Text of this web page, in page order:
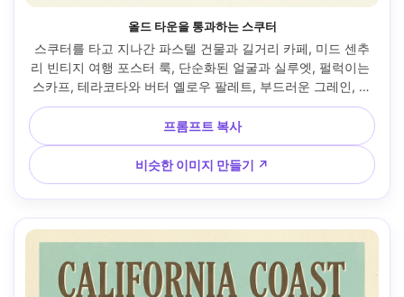
올드 타운을 통과하는 스쿠터
스쿠터를 타고 지나간 파스텔 건물과 길거리 카페, 미드 센추
리 빈티지 여행 포스터 룩, 단순화된 얼굴과 실루엣, 펄럭이는
스카프, 테라코타와 버터 옐로우 팔레트, 부드러운 그레인, 대
담한 드롭 섀도우, 도시 이름을 위한 넓은 네거티브 공간, 현대
적인 세리프 레터링 플레이스홀더 "OLD TOWN DAYS", 깔끔
한 프레임 테두리, 하이 디테일 포스터 프린트 텍스처, 85mm
렌즈, 얕은 피사계 깊이, 부드러운 시네마틱 조명 --ar 4:5
프롬프트 복사
비슷한 이미지 만들기 ↗